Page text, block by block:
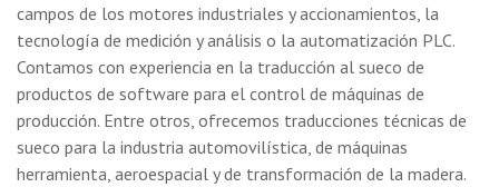
campos de los motores industriales y accionamientos, la
tecnología de medición y análisis o la automatización PLC.
Contamos con experiencia en la traducción al sueco de
productos de software para el control de máquinas de
producción. Entre otros, ofrecemos traducciones técnicas de
sueco para la industria automovilística, de máquinas
herramienta, aeroespacial y de transformación de la madera.